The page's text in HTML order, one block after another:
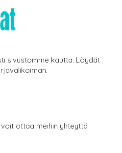
sivustomme kautta. Löydät
ottaa meihin yhteyttä